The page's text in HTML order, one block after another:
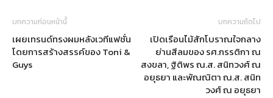
บทความก่อนหน้านี้
เผยเทรนด์ทรงผมหลังเวทีแฟชั่น
โดยการสร้างสรรค์ของ Toni &
Guys
บทความถัดไป
เปิดเรือนไม้สักโบราณใจกลาง
ย่านสีลมของ รศ.กรรติกา ณ
สงขลา, ฐิติพร ณ.ส. สนิทวงศ์ ณ
อยุธยา และพัณณิตา ณ.ส. สนิท
วงศ์ ณ อยุธยา